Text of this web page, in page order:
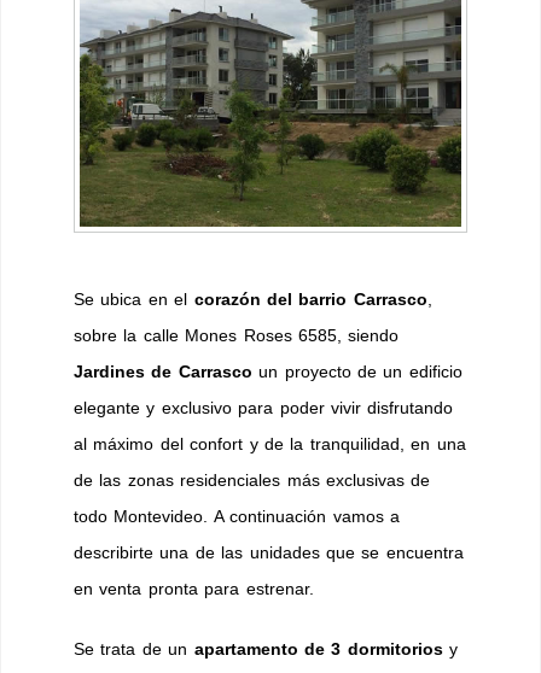
Se ubica en el corazón del barrio Carrasco
sobre la calle Mones Roses 6585, siendo
Jardines de Carrasco un proyecto de un edificio
elegante y exclusivo para poder vivir disfrutando
al máximo del confort y de la tranquilidad, en una
de las zonas residenciales más exclusivas de
todo Montevideo. A continuación vamos a
describirte una de las unidades que se encuentra
en venta pronta para estrenar.
Se trata de un apartamento de 3 dormitoriosy